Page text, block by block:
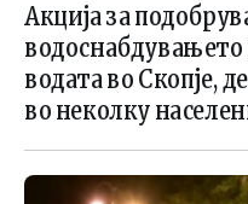
Акција за
водата во Скопје,
во неколку